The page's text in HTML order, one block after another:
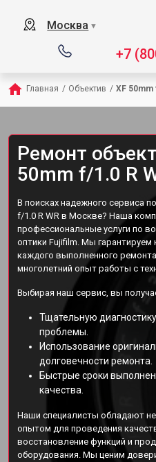
Москва ▼
+7
Главная / Объектив / XF 50mm
Ремонт
50mm f/1.0 R
В поисках надежного сервиса
f/1.0 R WR в Москве? Наша
профессиональные услуги по
оптики Fujifilm. Мы гарантируем
каждого выполненного
многолетний опыт работы с
Выбирая наш сервис, вы
Тщательную
проблемы.
Использование
долговечности ремонта.
Быстрые сроки
качества.
Наши специалисты обладают
опытом для проведения
восстановление функций и
оборудования. Мы ценим